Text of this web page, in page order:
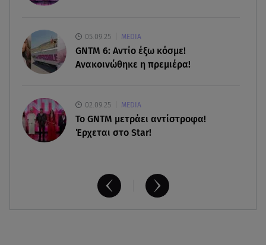
ξαναδώ;» -Τα πρώτα λόγια του 22χρονου
05.09.25 MEDIA
GNTM 6: Αντίο έξω κόσμε!
Ανακοινώθηκε η πρεμιέρα!
02.09.25 MEDIA
Το GNTM μετράει αντίστροφα!
Έρχεται στο Star!